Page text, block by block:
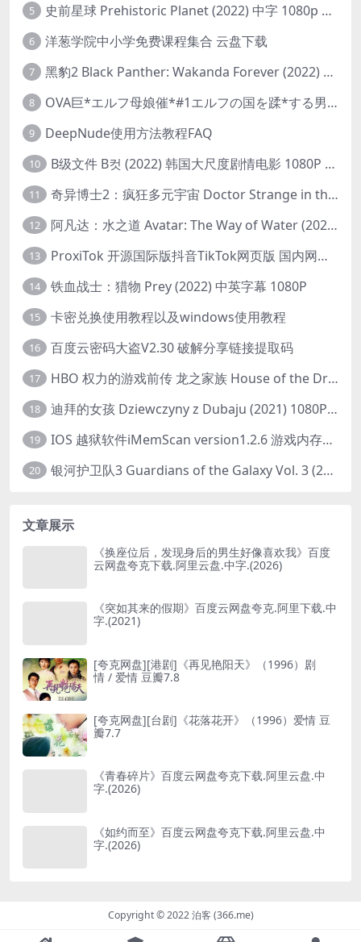
5 史前星球 Prehistoric Planet (2022) 中字 1080p 高清 阿里云盘 2022.5.27已更新全集
6 洋葱学院中小学免费课程集合 云盘下载
7 黑豹2 Black Panther: Wakanda Forever (2022) 高清版
8 OVA巨*エルフ母娘催*#1エルフの国を蹂*する男。汚された女王と姫
9 DeepNude使用方法教程FAQ
10 B级文件 B컷 (2022) 韩国大尺度剧情电影 1080P 中字
11 奇异博士2：疯狂多元宇宙 Doctor Strange in the Multiverse of Madness (2022) 高清版1080p
12 阿凡达：水之道 Avatar: The Way of Water (2022) 1080p 2k 4k 中文字幕
13 ProxiTok 开源国际版抖音TikTok网页版 国内网络直连
14 铁血战士：猎物 Prey (2022) 中英字幕 1080P
15 卡密兑换使用教程以及windows使用教程
16 百度云密码大盗V2.30 破解分享链接提取码
17 HBO 权力的游戏前传 龙之家族 House of the Dragon (2022) 中字 1080P 更新4集
18 迪拜的女孩 Dziewczyny z Dubaju (2021) 1080P 中字
19 IOS 越狱软件iMemScan version1.2.6 游戏内存修改器
20 银河护卫队3 Guardians of the Galaxy Vol. 3 (2023)4K高清资源1080p只分享精品
文章展示
《换座位后，发现身后的男生好像喜欢我》百度
云网盘夸克下载.阿里云盘.中字.(2026)
《突如其来的假期》百度云网盘夸克.阿里下载.中
字.(2021)
[夸克网盘][港剧]《再见艳阳天》（1996）剧
情 / 爱情 豆瓣7.8
[夸克网盘][台剧]《花落花开》（1996）爱情 豆
瓣7.7
《青春碎片》百度云网盘夸克下载.阿里云盘.中
字.(2026)
《如约而至》百度云网盘夸克下载.阿里云盘.中
字.(2026)
Copyright © 2022 泊客 (366.me)